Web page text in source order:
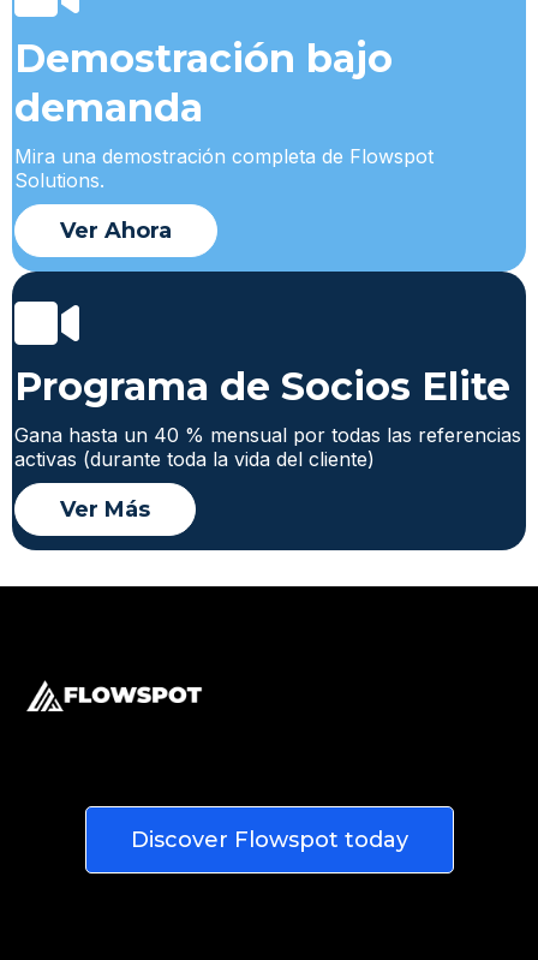
Demostración bajo
demanda
Mira una demostración completa de Flowspot
Solutions.
Ver Ahora
Programa de Socios Elite
Gana hasta un 40 % mensual por todas las referencias
activas (durante toda la vida del cliente)
Ver Más
Discover Flowspot today